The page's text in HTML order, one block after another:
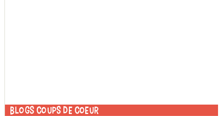
Blogs coups de coeur